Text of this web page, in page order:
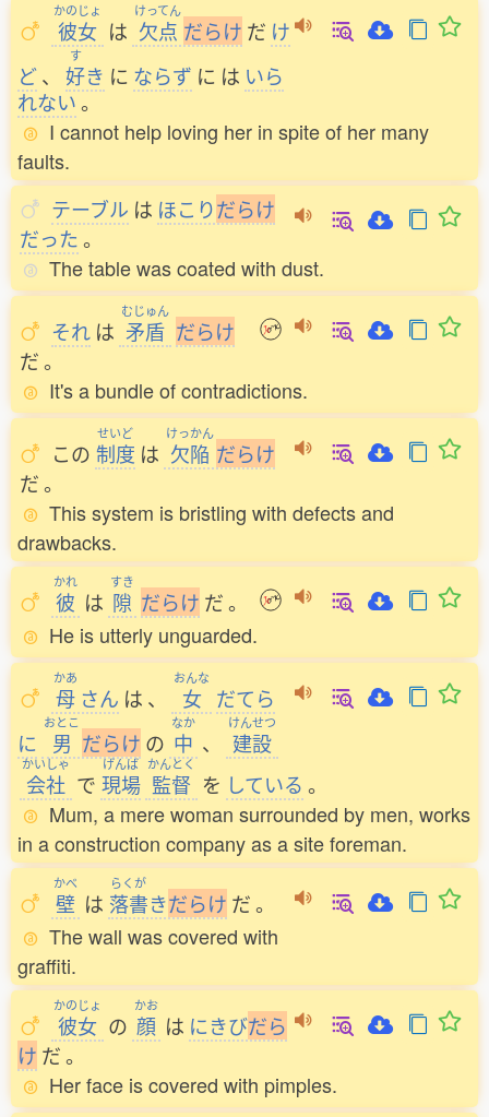
かのじょ
彼女 は
けってん
欠点 だらけ だ け
ど、
す
好き に ならず に は いら
れない。
I cannot help loving her in spite of her many
faults.
テーブル は ほこりだらけ
だった。
The table was coated with dust.
それ は
むじゅん
矛盾 だらけ
だ。
It's a bundle of contradictions.
この
せいど
制度 は
けっかん
欠陥 だらけ
だ。
This system is bristling with defects and
drawbacks.
かれ
彼 は
すき
隙 だらけ だ。
He is utterly unguarded.
かあ
母 さん は 、
おんな
女 だてら
に
おとこ
男 だらけ の
なか
中 、
けんせつ
建設
かいしゃ
会社 で
げんば
現場
かんとく
監督 を している 。
Mum, a mere woman surrounded by men, works
in a construction company as a site foreman.
かべ
壁 は
らくが
落書きだらけ だ。
The wall was covered with
graffiti.
かのじょ
彼女 の
かお
顔 は にきびだら
け だ。
Her face is covered with pimples.